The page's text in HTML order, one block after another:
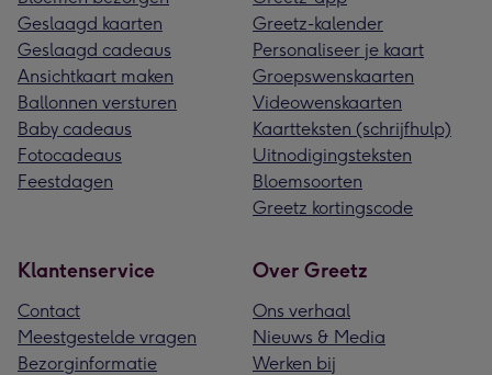
Geslaagd kaarten
Geslaagd cadeaus
Ansichtkaart maken
Ballonnen versturen
Baby cadeaus
Fotocadeaus
Feestdagen
Greetz-kalender
Personaliseer je kaart
Groepswenskaarten
Videowenskaarten
Kaartteksten (schrijfhulp)
Uitnodigingsteksten
Bloemsoorten
Greetz kortingscode
Klantenservice
Contact
Meestgestelde vragen
Bezorginformatie
Over Greetz
Ons verhaal
Nieuws & Media
Werken bij